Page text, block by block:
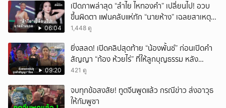
06:04
เปิดภาพล่าสุด “ลำไย ไหทองคำ” เปลี่ยนไป! อวบ
ขึ้นผิดตา แฟนคลับแห่ทัก “นายห้าง” เฉลยสาเหตุ
ชัด!
1,448 ดู
09:20
ยิ่งสลด! เปิดคลิปสุดท้าย “น้องพั้นช์” ก่อนเปิดคำ
สัญญา “ก้อง ห้วยไร่” ที่ให้ลูกบุญธรรม หลัง
ลาโลก!
421 ดู
จบทุกข้อสงสัย! ทูตจีนพูดแล้ว กรณีข่าว ส่งอาวุธ
ให้กัมพูชา